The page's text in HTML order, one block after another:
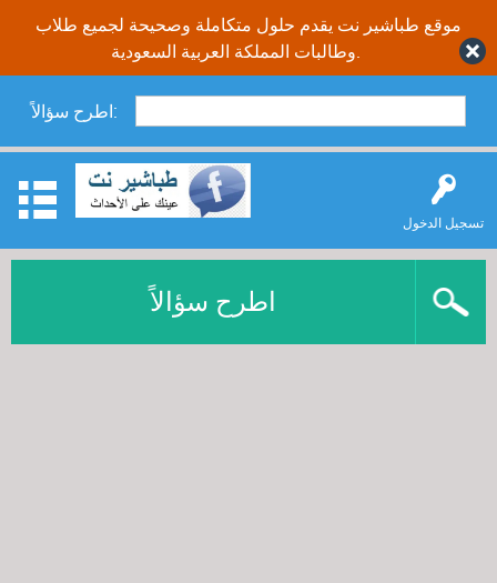
موقع طباشير نت يقدم حلول متكاملة وصحيحة لجميع طلاب
اطرح سؤالاً:
تسجيل الدخول
اطرح سؤالاً